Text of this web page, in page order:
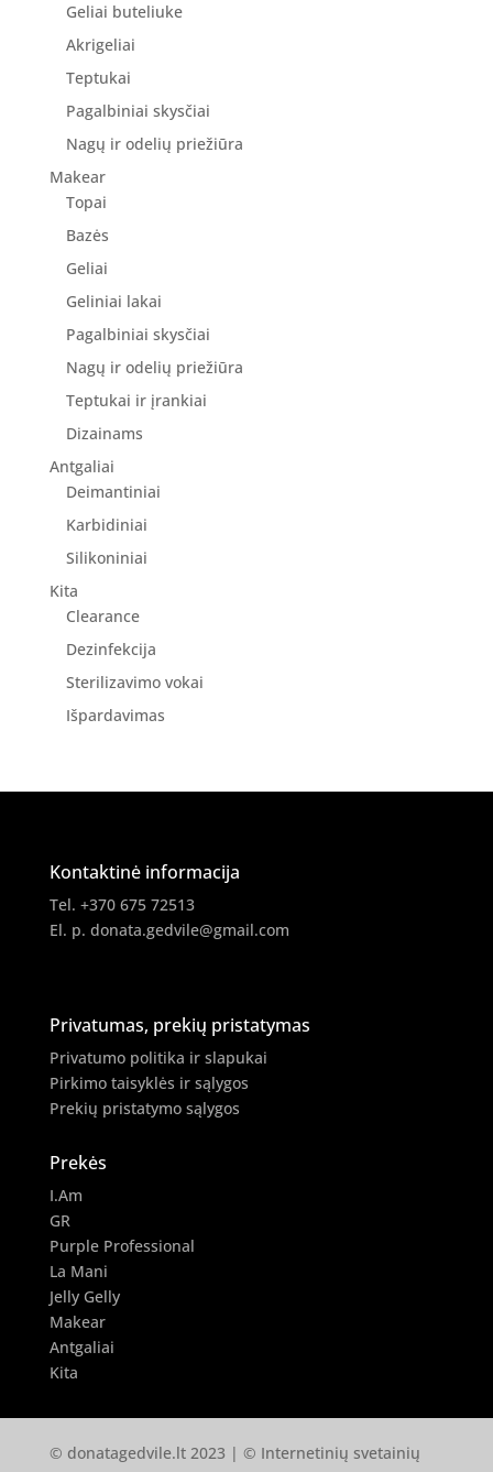
Geliai buteliuke
Akrigeliai
Teptukai
Pagalbiniai skysčiai
Nagų ir odelių priežiūra
Makear
Topai
Bazės
Geliai
Geliniai lakai
Pagalbiniai skysčiai
Nagų ir odelių priežiūra
Teptukai ir įrankiai
Dizainams
Antgaliai
Deimantiniai
Karbidiniai
Silikoniniai
Kita
Clearance
Dezinfekcija
Sterilizavimo vokai
Išpardavimas
Kontaktinė informacija
Tel. +370 675 72513
El. p. donata.gedvile@gmail.com
Privatumas, prekių pristatymas
Privatumo politika ir slapukai
Pirkimo taisyklės ir sąlygos
Prekių pristatymo sąlygos
Prekės
I.Am
GR
Purple Professional
La Mani
Jelly Gelly
Makear
Antgaliai
Kita
© donatagedvile.lt 2023 | © Internetinių svetainių